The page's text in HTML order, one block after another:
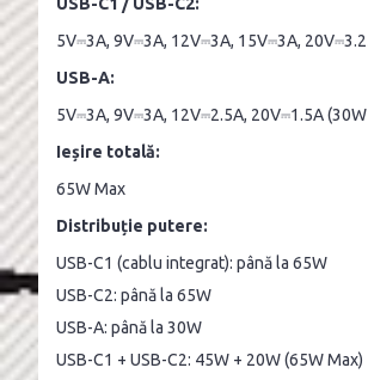
5V⎓3A, 9V⎓3A, 12V⎓3A, 15V⎓3A,
USB-A:
5V⎓3A, 9V⎓3A, 12V⎓2.5A, 20V⎓1.5A
Ieșire totală:
65W Max
Distribuție putere:
USB-C1 (cablu integrat): până la 65W
USB-C2: până la 65W
USB-A: până la 30W
USB-C1 + USB-C2: 45W + 20W (65W Max)